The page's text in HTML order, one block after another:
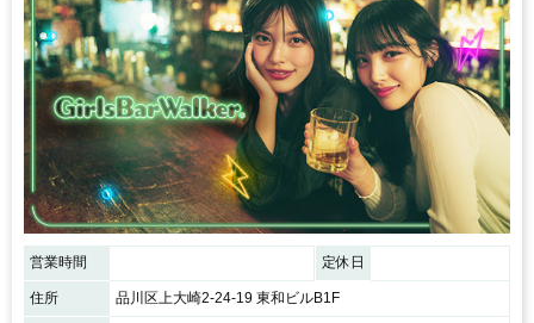
営業時間 定休日
住所 品川区上大崎2-24-19 東和ビルB1F